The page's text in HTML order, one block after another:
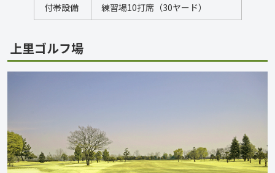
付帯設備 練習場10打席（30ヤード）
上里ゴルフ場